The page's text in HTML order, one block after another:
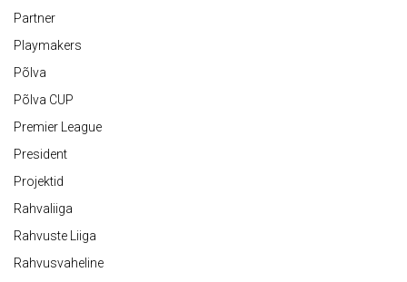
Partner
Playmakers
Põlva
Põlva CUP
Premier League
President
Projektid
Rahvaliiga
Rahvuste Liiga
Rahvusvaheline